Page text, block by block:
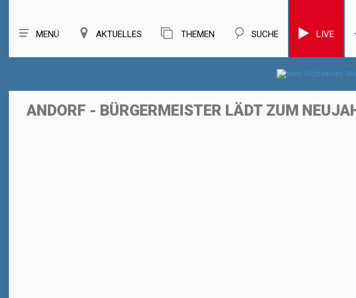
MENÜ AKTUELLES THEMEN SUCHE LIVE
ANDORF - BÜRGERMEISTER LÄDT ZUM